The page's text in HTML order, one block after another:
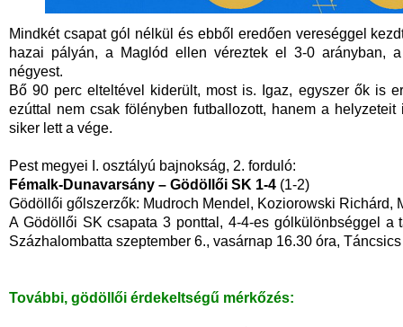
Mindkét csapat gól nélkül és ebből eredően vereséggel
hazai pályán, a Maglód ellen véreztek el 3-0 arányban,
négyest.
Bő 90 perc elteltével kiderült, most is. Igaz, egyszer ők is
ezúttal nem csak fölényben futballozott, hanem a
siker lett a vége.
Pest megyei I. osztályú bajnokság, 2. forduló:
Fémalk-Dunavarsány – Gödöllői SK 1-4 (1-2)
Gödöllői gőlszerzők: Mudroch Mendel, Koziorowski Richárd,
A Gödöllői SK csapata 3 ponttal, 4-4-es gólkülönbséggel a
Százhalombatta szeptember 6., vasárnap 16.30 óra,
További, gödöllői érdekeltségű mérkőzés: